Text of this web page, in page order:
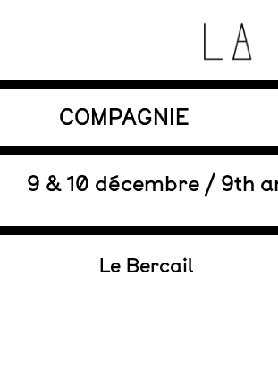
La Compagnie s'Appelle
Reviens
Théâtre de recherche où se
COMPAGNIE
En tournée
9 & 10 décembre / 9th
Le Bercail